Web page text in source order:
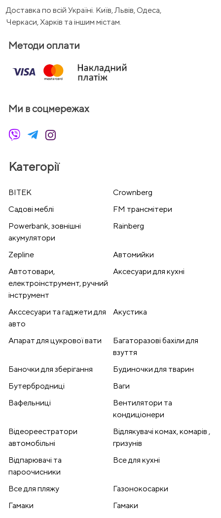
Доставка по всій Україні. Київ, Львів, Одеса,
Черкаси, Харків та іншим містам.
Методи оплати
Ми в соцмережах
Категорії
BITEK
Crownberg
Cадові меблі
FM трансмітери
Powerbank, зовнішні
акумулятори
Rainberg
Zepline
Автомийки
Автотовари,
електроінструмент, ручний
інструмент
Аксесуари для кухні
Акссесуари та гаджети для
авто
Акустика
Апарат для цукрової вати
Багаторазові бахіли для
взуття
Баночки для зберігання
Будиночки для тварин
Бутербродниці
Ваги
Вафельниці
Вентилятори та
кондиціонери
Відеореестратори
автомобільні
Відлякувачі комах, комарів ,
гризунів
Відпарювачі та
пароочисники
Все для кухні
Все для пляжу
Газонокосарки
Гамаки
Гамаки